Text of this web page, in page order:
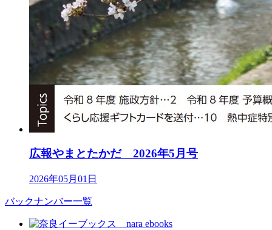
広報やまとたかだ 2026年5月号
2026年05月01日
バックナンバー一覧